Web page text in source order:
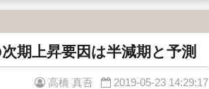
期上昇要因は半減期と予測
高橋 真吾 2019-05-23 14:29:17